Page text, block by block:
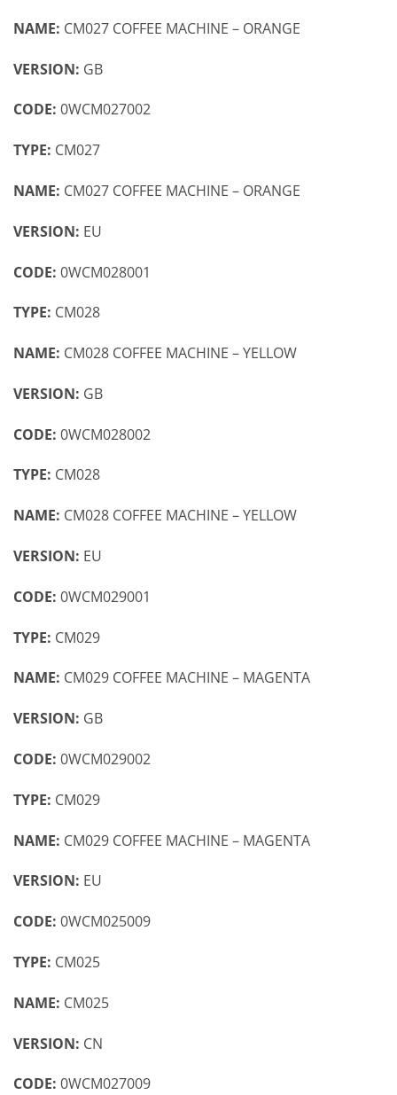
NAME: CM027 COFFEE MACHINE – ORANGE
VERSION: GB
CODE: 0WCM027002
TYPE: CM027
NAME: CM027 COFFEE MACHINE – ORANGE
VERSION: EU
CODE: 0WCM028001
TYPE: CM028
NAME: CM028 COFFEE MACHINE – YELLOW
VERSION: GB
CODE: 0WCM028002
TYPE: CM028
NAME: CM028 COFFEE MACHINE – YELLOW
VERSION: EU
CODE: 0WCM029001
TYPE: CM029
NAME: CM029 COFFEE MACHINE – MAGENTA
VERSION: GB
CODE: 0WCM029002
TYPE: CM029
NAME: CM029 COFFEE MACHINE – MAGENTA
VERSION: EU
CODE: 0WCM025009
TYPE: CM025
NAME: CM025
VERSION: CN
CODE: 0WCM027009